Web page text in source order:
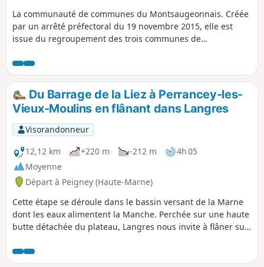
La communauté de communes du Montsaugeonnais. Créée
par un arrêté préfectoral du 19 novembre 2015, elle est
issue du regroupement des trois communes de
devenues des communes déléguées. Son chef-lieu est fixé à
Prauthoy. Le circuit des trois communes vous fera passer
dans le bois de Montanson, très fréquenté à la floraison des
jonquilles de mars à fin avril. Et vous pourrez découvrir les
vignes du Montsaugeonnais.
Du Barrage de la Liez à Perrancey-les-
Vieux-Moulins en flânant dans Langres
Visorandonneur
12,12 km
+220 m -212 m
4h 05
Moyenne
Départ à Peigney (Haute-Marne)
Cette étape se déroule dans le bassin versant de la Marne
dont les eaux alimentent la Manche. Perchée sur une haute
butte détachée du plateau, Langres nous invite à flâner sur
habituel.